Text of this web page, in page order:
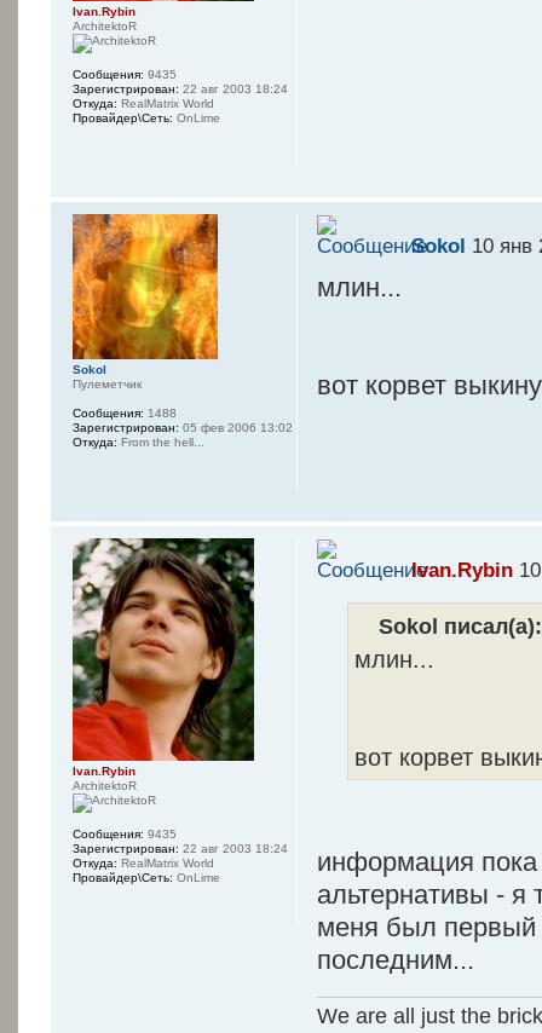
Ivan.Rybin
ArchitektoR
Сообщения: 9435
Зарегистрирован: 22 авг 2003 18:24
Откуда: RealMatrix World
Провайдер\Сеть: OnLime
Sokol 10 янв
млин...
вот корвет
Sokol
Пулеметчик
Сообщения: 1488
Зарегистрирован: 05 фев 2006 13:02
Откуда: From the hell...
Ivan.Rybin
Sokol писал(а):
млин...
вот корвет
информация
альтернативы - я
меня был первый
последним...
We are all just the
Ivan.Rybin
ArchitektoR
Сообщения: 9435
Зарегистрирован: 22 авг 2003 18:24
Откуда: RealMatrix World
Провайдер\Сеть: OnLime